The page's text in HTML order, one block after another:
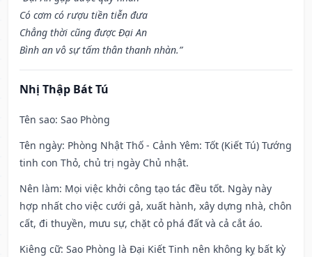
Có cơm có rượu tiền tiễn đưa
Chẳng thời cũng được Đại An
Bình an vô sự tấm thân thanh nhàn.”
Nhị Thập Bát Tú
Tên sao: Sao Phòng
Tên ngày: Phòng Nhật Thố - Cảnh Yêm: Tốt (Kiết Tú) Tướng
tinh con Thỏ, chủ trị ngày Chủ nhật.
Nên làm: Mọi việc khởi công tạo tác đều tốt. Ngày này
hợp nhất cho việc cưới gả, xuất hành, xây dựng nhà, chôn
cất, đi thuyền, mưu sự, chặt cỏ phá đất và cả cắt áo.
Kiêng cữ: Sao Phòng là Đại Kiết Tinh nên không kỵ bất kỳ